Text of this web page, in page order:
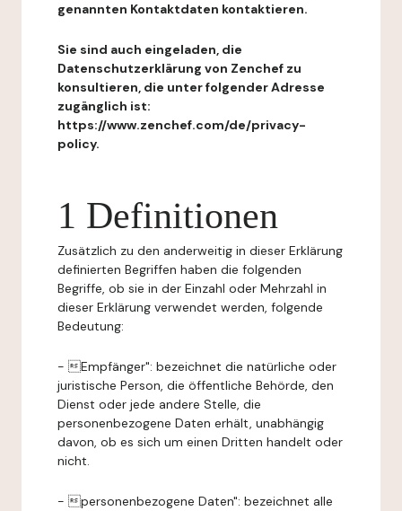
genannten Kontaktdaten kontaktieren.
Sie sind auch eingeladen, die
Datenschutzerklärung von Zenchef zu
konsultieren, die unter folgender Adresse
zugänglich ist:
https://www.zenchef.com/de/privacy-
policy.
1 Definitionen
Zusätzlich zu den anderweitig in dieser Erklärung
definierten Begriffen haben die folgenden
Begriffe, ob sie in der Einzahl oder Mehrzahl in
dieser Erklärung verwendet werden, folgende
Bedeutung:
- Empfänger": bezeichnet die natürliche oder
juristische Person, die öffentliche Behörde, den
Dienst oder jede andere Stelle, die
personenbezogene Daten erhält, unabhängig
davon, ob es sich um einen Dritten handelt oder
nicht.
- personenbezogene Daten": bezeichnet alle